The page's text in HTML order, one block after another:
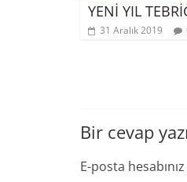
YENİ YIL
31 Aralık 2019
Bir cevap
E-posta